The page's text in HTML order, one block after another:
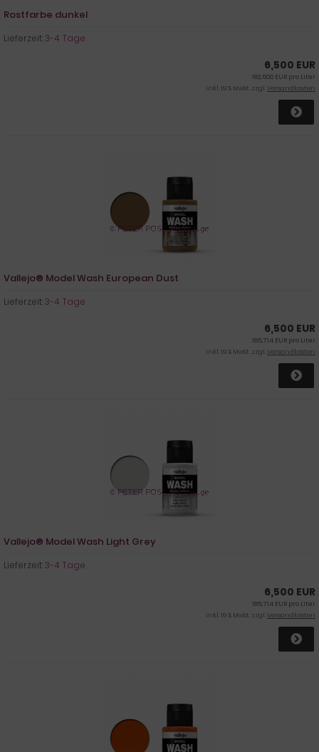
Rostfarbe dunkel
Lieferzeit:3-4 Tage
6,500 EUR
162,500 EUR pro Liter
inkl. 19 % MwSt. zzgl.Versandkosten
Vallejo® Model Wash European Dust
Lieferzeit:3-4 Tage
6,500 EUR
185,714 EUR pro Liter
inkl. 19 % MwSt. zzgl.Versandkosten
Vallejo® Model Wash Light Grey
Lieferzeit:3-4 Tage
6,500 EUR
185,714 EUR pro Liter
inkl. 19 % MwSt. zzgl.Versandkosten